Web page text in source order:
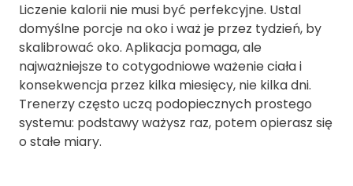
Liczenie kalorii nie musi być perfekcyjne. Ustal
domyślne porcje na oko i waż je przez tydzień, by
skalibrować oko. Aplikacja pomaga, ale
najważniejsze to cotygodniowe ważenie ciała i
konsekwencja przez kilka miesięcy, nie kilka dni.
Trenerzy często uczą podopiecznych prostego
systemu: podstawy ważysz raz, potem opierasz się
o stałe miary.